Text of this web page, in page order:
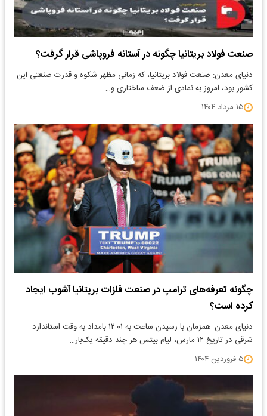
صنعت فولاد بریتانیا چگونه در آستانه فروپاشی قرار گرفت؟
دنیای معدن: صنعت فولاد بریتانیا، که زمانی مظهر شکوه و قدرت صنعتی این
کشور بود، امروز به نمادی از ضعف ساختاری و…
۱۵ مرداد ۱۴۰۴
چگونه تعرفه‌های ترامپ در صنعت فلزات بریتانیا آشوب ایجاد
کرده است؟
دنیای معدن: همزمان با رسیدن ساعت به ۱۲:۰۱ بامداد به وقت استاندارد
شرقی در تاریخ ۱۲ مارس، لیام بیتس هر چند دقیقه یک‌بار…
۵ فروردین ۱۴۰۴